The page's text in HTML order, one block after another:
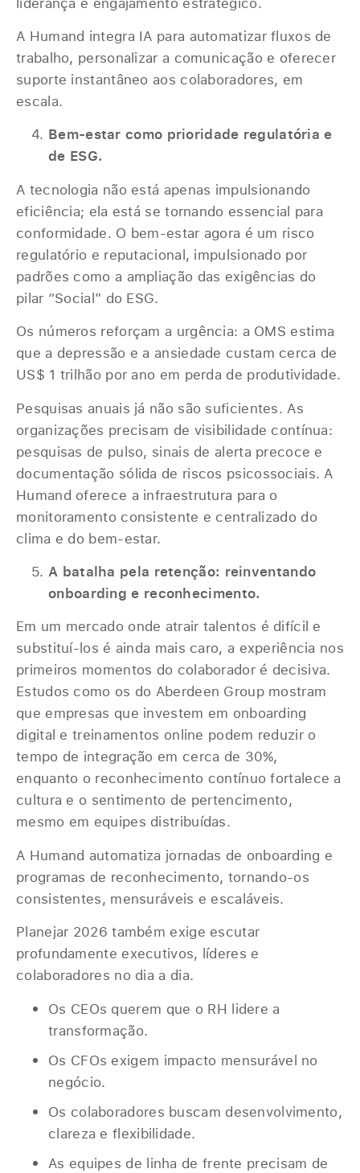
A Humand integra IA para automatizar fluxos de
trabalho, personalizar a comunicação e oferecer
suporte instantâneo aos colaboradores, em
escala.
Bem-estar como prioridade regulatória e
de ESG.
A tecnologia não está apenas impulsionando
eficiência; ela está se tornando essencial para
conformidade. O bem-estar agora é um risco
regulatório e reputacional, impulsionado por
padrões como a ampliação das exigências do
pilar “Social” do ESG.
Os números reforçam a urgência: a OMS estima
que a depressão e a ansiedade custam cerca de
US$ 1 trilhão por ano em perda de produtividade.
Pesquisas anuais já não são suficientes. As
organizações precisam de visibilidade contínua:
pesquisas de pulso, sinais de alerta precoce e
documentação sólida de riscos psicossociais. A
Humand oferece a infraestrutura para o
monitoramento consistente e centralizado do
clima e do bem-estar.
A batalha pela retenção: reinventando
onboarding e reconhecimento.
Em um mercado onde atrair talentos é difícil e
substituí-los é ainda mais caro, a experiência nos
primeiros momentos do colaborador é decisiva.
Estudos como os do Aberdeen Group mostram
que empresas que investem em onboarding
digital e treinamentos online podem reduzir o
tempo de integração em cerca de 30%,
enquanto o reconhecimento contínuo fortalece a
cultura e o sentimento de pertencimento,
mesmo em equipes distribuídas.
A Humand automatiza jornadas de onboarding e
programas de reconhecimento, tornando-os
consistentes, mensuráveis e escaláveis.
Planejar 2026 também exige escutar
profundamente executivos, líderes e
colaboradores no dia a dia.
Os CEOs querem que o RH lidere a
transformação.
Os CFOs exigem impacto mensurável no
negócio.
Os colaboradores buscam desenvolvimento,
clareza e flexibilidade.
As equipes de linha de frente precisam de